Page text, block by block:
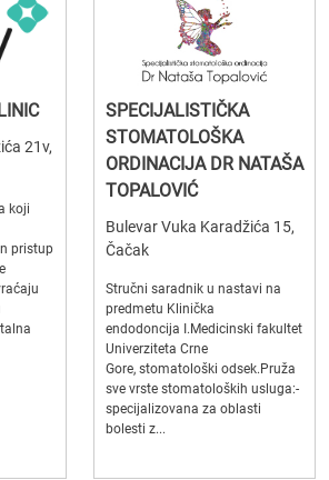
21v,
koji
pristup
SPECIJALISTIČKA
STOMATOLOŠKA
ORDINACIJA DR NATAŠA
TOPALOVIĆ
Bulevar Vuka Karadžića 15,
Čačak
Stručni saradnik u nastavi na
predmetu Klinička
endodoncija I.Medicinski fakultet
Univerziteta Crne
Gore, stomatološki odsek.Pruža
sve vrste stomatoloških usluga:-
specijalizovana za oblasti
bolesti z...